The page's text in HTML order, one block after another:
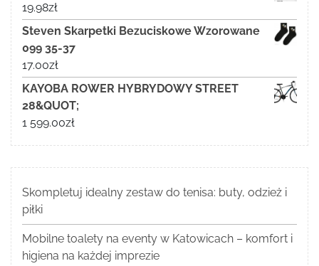
19.98zł
Steven Skarpetki Bezuciskowe Wzorowane
099 35-37
17.00zł
KAYOBA ROWER HYBRYDOWY STREET
28&QUOT;
1 599.00zł
Skompletuj idealny zestaw do tenisa: buty, odzież i
piłki
Mobilne toalety na eventy w Katowicach – komfort i
higiena na każdej imprezie